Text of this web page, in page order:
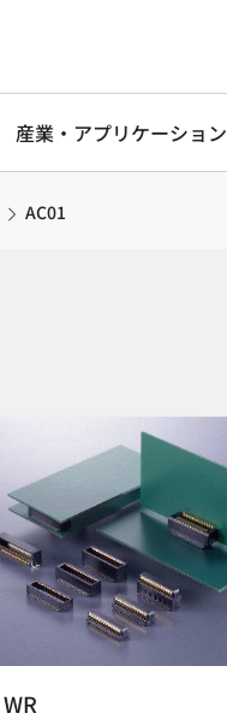
産業・アプリケーション
AC01
WR